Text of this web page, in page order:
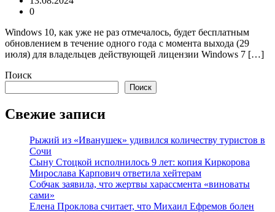
0
Windows 10, как уже не раз отмечалось, будет бесплатным
обновлением в течение одного года с момента выхода (29
июля) для владельцев действующей лицензии Windows 7 […]
Поиск
Поиск
Свежие записи
Рыжий из «Иванушек» удивился количеству туристов в
Сочи
Сыну Стоцкой исполнилось 9 лет: копия Киркорова
Мирослава Карпович ответила хейтерам
Собчак заявила, что жертвы харассмента «виноваты
сами»
Елена Проклова считает, что Михаил Ефремов болен